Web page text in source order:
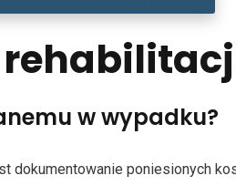
w wypadku?
dokumentowanie poniesionych